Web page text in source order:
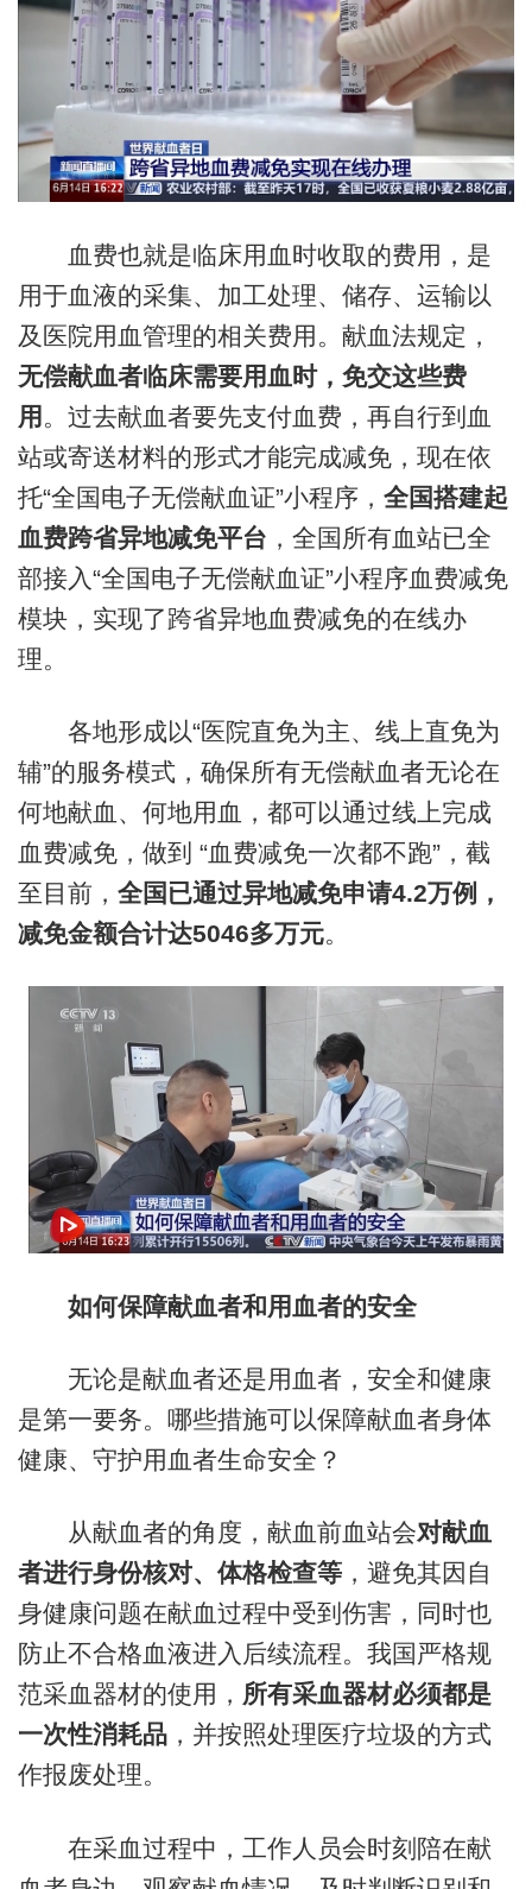
血费也就是临床用血时收取的费用，是
用于血液的采集、加工处理、储存、运输以
及医院用血管理的相关费用。献血法规定，
无偿献血者临床需要用血时，免交这些费
用 。过去献血者要先支付血费，再自行到血
站或寄送材料的形式才能完成减免，现在依
托“全国电子无偿献血证”小程序， 全国搭建起
血费跨省异地减免平台 ，全国所有血站已全
部接入“全国电子无偿献血证”小程序血费减免
模块，实现了跨省异地血费减免的在线办
理。
各地形成以“医院直免为主、线上直免为
辅”的服务模式，确保所有无偿献血者无论在
何地献血、何地用血，都可以通过线上完成
血费减免，做到 “血费减免一次都不跑”，截
至目前， 全国已通过异地减免申请4.2万例，
减免金额合计达5046多万元。
如何保障献血者和用血者的安全
无论是献血者还是用血者，安全和健康
是第一要务。哪些措施可以保障献血者身体
健康、守护用血者生命安全？
从献血者的角度，献血前血站会对献血
者进行身份核对、体格检查等，避免其因自
身健康问题在献血过程中受到伤害，同时也
防止不合格血液进入后续流程。我国严格规
范采血器材的使用， 所有采血器材必须都是
一次性消耗品，并按照处理医疗垃圾的方式
作报废处理。
在采血过程中，工作人员会时刻陪在献